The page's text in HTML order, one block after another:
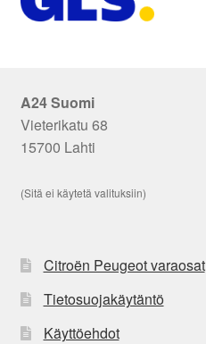
A24 Suomi
Vieterikatu 68
15700 Lahti
(Sitä ei käytetä valituksiin)
Citroën Peugeot varaosat
Tietosuojakäytäntö
Käyttöehdot